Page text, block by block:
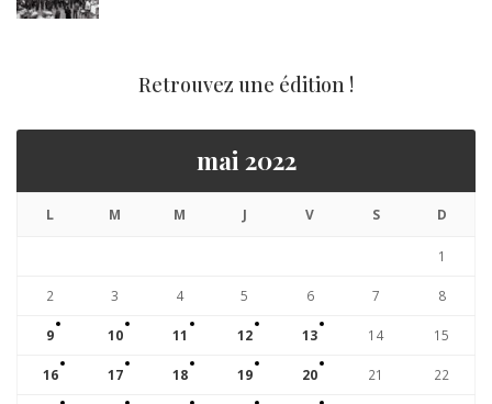
Retrouvez une édition !
mai 2022
L M M J V S D
1
2 3 4 5 6 7 8
9 10 11 12 13 14 15
16 17 18 19 20 21 22